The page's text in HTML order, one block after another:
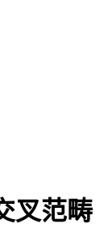
叉范畴